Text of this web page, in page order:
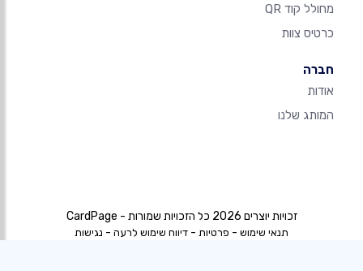
מחולל קוד QR
כרטיס צוות
חברה
אודות
המותג שלנו
זכויות יוצרים 2026 כל הזכויות שמורות - CardPage
תנאי שימוש - פרטיות - דיווח שימוש לרעה - נגישות